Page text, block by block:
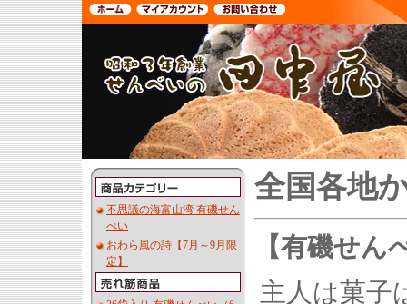
不思議の海富山湾 有磯せん
べい
おわら風の詩【7月～9月限
定】
全国各地
【有磯せん
主人は菓子